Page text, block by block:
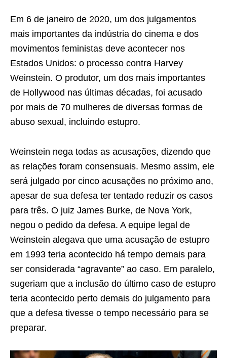
Em 6 de janeiro de 2020, um dos julgamentos
mais importantes da indústria do cinema e dos
movimentos feministas deve acontecer nos
Estados Unidos: o processo contra Harvey
Weinstein. O produtor, um dos mais importantes
de Hollywood nas últimas décadas, foi acusado
por mais de 70 mulheres de diversas formas de
abuso sexual, incluindo estupro.
Weinstein nega todas as acusações, dizendo que
as relações foram consensuais. Mesmo assim, ele
será julgado por cinco acusações no próximo ano,
apesar de sua defesa ter tentado reduzir os casos
para três. O juiz James Burke, de Nova York,
negou o pedido da defesa. A equipe legal de
Weinstein alegava que uma acusação de estupro
em 1993 teria acontecido há tempo demais para
ser considerada “agravante” ao caso. Em paralelo,
sugeriam que a inclusão do último caso de estupro
teria acontecido perto demais do julgamento para
que a defesa tivesse o tempo necessário para se
preparar.